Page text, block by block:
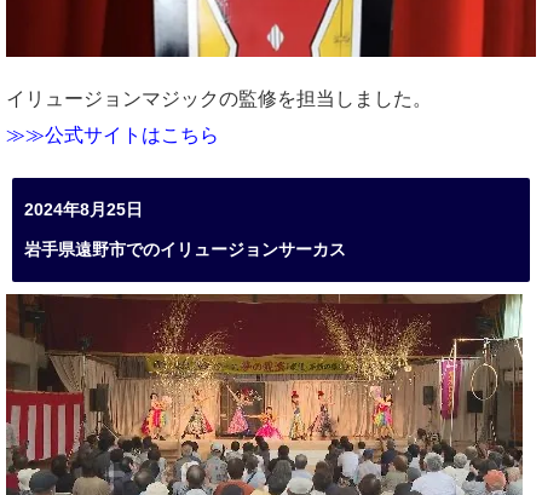
イリュージョンマジックの監修を担当しました。
≫≫公式サイトはこちら
2024年8月25日
岩手県遠野市でのイリュージョンサーカス